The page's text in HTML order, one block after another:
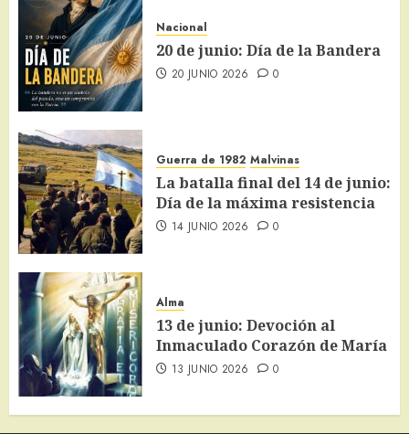
Nacional
20 de junio: Día de la Bandera
20 JUNIO 2026 0
Guerra de 1982 Malvinas
La batalla final del 14 de junio:
Día de la máxima resistencia
14 JUNIO 2026 0
Alma
13 de junio: Devoción al
Inmaculado Corazón de María
13 JUNIO 2026 0